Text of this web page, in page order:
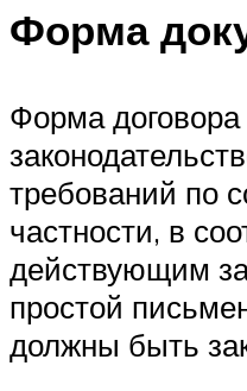
Форма
Форма договора
требований по
частности, в
действующим
простой
должны быть